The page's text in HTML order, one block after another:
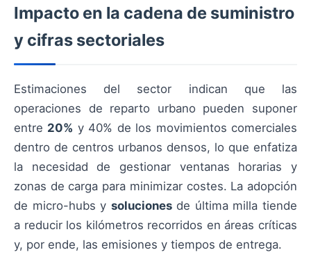
Impacto en la cadena de suministro
y cifras sectoriales
Estimaciones del sector indican que las
operaciones de reparto urbano pueden suponer
entre 20% y 40% de los movimientos comerciales
dentro de centros urbanos densos, lo que enfatiza
la necesidad de gestionar ventanas horarias y
zonas de carga para minimizar costes. La adopción
de micro-hubs y solucionesde última milla tiende
a reducir los kilómetros recorridos en áreas críticas
y, por ende, las emisiones y tiempos de entrega.